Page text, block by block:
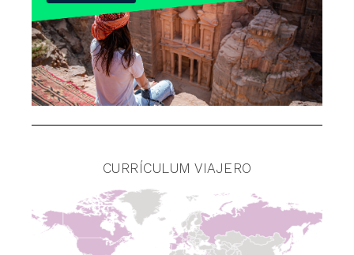
CURRÍCULUM VIAJERO